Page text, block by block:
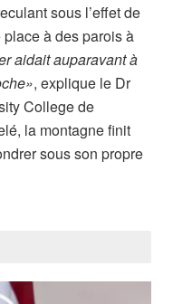
sous l’effet de
à des parois à
aidait auparavant à
, explique le Dr
College de
la montagne finit
sous son propre